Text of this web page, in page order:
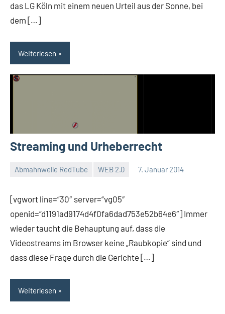
das LG Köln mit einem neuen Urteil aus der Sonne, bei
dem […]
Weiterlesen
Streaming und Urheberrecht
Abmahnwelle RedTube WEB 2.0 7. Januar 2014
[vgwort line=“30″ server=“vg05″
openid=“d1191ad9174d4f0fa6dad753e52b64e6″] Immer
wieder taucht die Behauptung auf, dass die
Videostreams im Browser keine „Raubkopie“ sind und
dass diese Frage durch die Gerichte […]
Weiterlesen